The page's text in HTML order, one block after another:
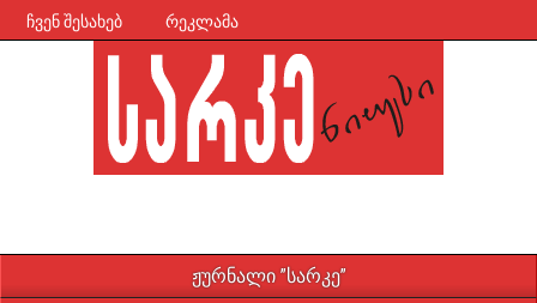
ჩვენ შესახებ რეკლამა
ჟურნალი ”სარკე”